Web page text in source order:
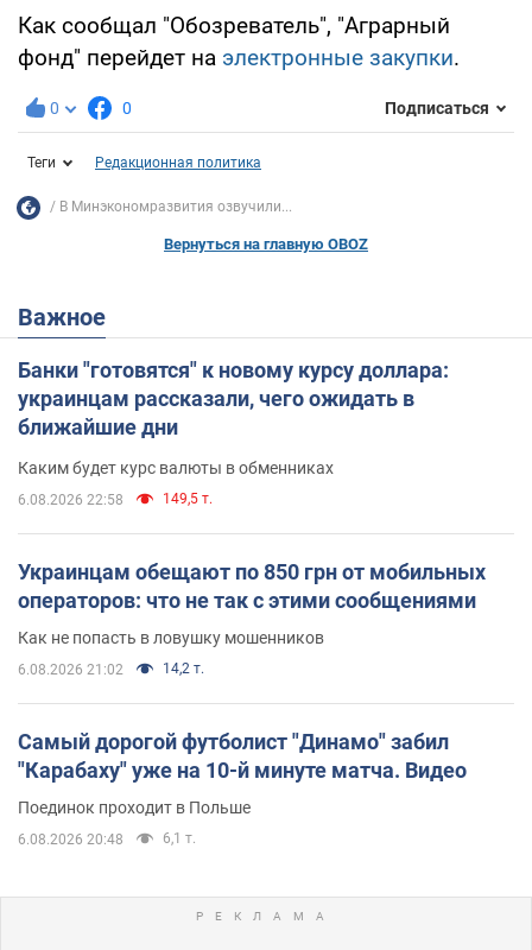
Как сообщал "Обозреватель", "Аграрный
фонд" перейдет на электронные закупки.
0 0 Подписаться
Теги Редакционная политика
В Минэкономразвития озвучили...
Вернуться на главную OBOZ
Важное
Банки "готовятся" к новому курсу доллара:
украинцам рассказали, чего ожидать в
ближайшие дни
Каким будет курс валюты в обменниках
6.08.2026 22:58 149,5 т.
Украинцам обещают по 850 грн от мобильных
операторов: что не так с этими сообщениями
Как не попасть в ловушку мошенников
6.08.2026 21:02 14,2 т.
Самый дорогой футболист "Динамо" забил
"Карабаху" уже на 10-й минуте матча. Видео
Поединок проходит в Польше
6.08.2026 20:48 6,1 т.